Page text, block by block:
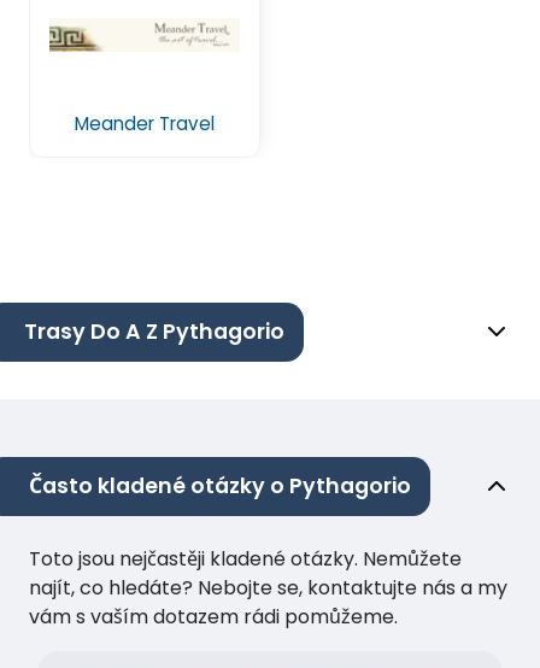
Meander Travel
Trasy Do A Z Pythagorio
Často kladené otázky o Pythagorio
Toto jsou nejčastěji kladené otázky. Nemůžete
najít, co hledáte? Nebojte se, kontaktujte nás a my
vám s vaším dotazem rádi pomůžeme.